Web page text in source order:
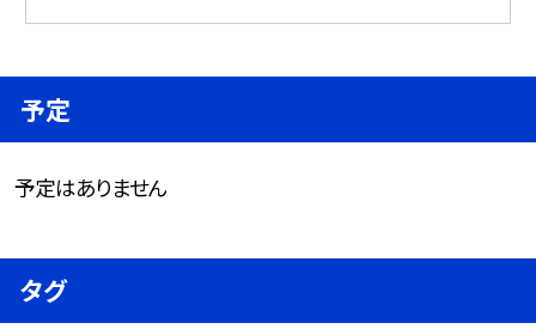
予定
予定はありません
タグ